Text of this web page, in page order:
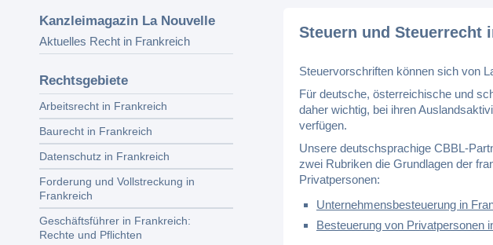
Kanzleimagazin La Nouvelle
Aktuelles Recht in Frankreich
Rechtsgebiete
Arbeitsrecht in Frankreich
Baurecht in Frankreich
Datenschutz in Frankreich
Forderung und Vollstreckung in
Frankreich
Geschäftsführer in Frankreich:
Rechte und Pflichten
Steuern und Steuerrecht
Steuervorschriften können sich von
Für deutsche, österreichische und
daher wichtig, bei ihren
verfügen.
Unsere deutschsprachige CBBL-
zwei Rubriken die Grundlagen der
Privatpersonen:
Unternehmensbesteuerung in
Besteuerung von Privatpersonen